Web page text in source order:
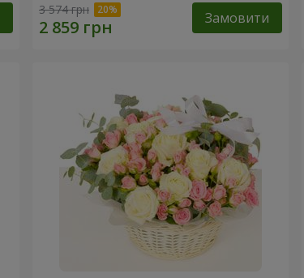
3 574 грн Замовити